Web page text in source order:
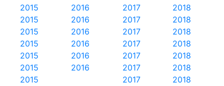
2018
2018
2018
2018
2018
2018
2018
2017
2017
2017
2017
2017
2017
2017
2016
2016
2016
2016
2016
2016
2015
2015
2015
2015
2015
2015
2015